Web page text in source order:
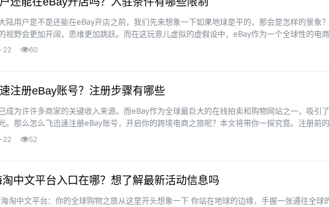
陆用户是不是还能在eBay开店之前，我们先来想象一下如果地球是平的，那会是怎样的景象
视野会更加开阔，思维更加跳跃。而在这玩意儿虚拟的虚假设中，eBay作为一个全球性的电
性说不定会变得更加关键呃。眼下回到···
22 60
注册eBay账号？注册步骤有哪些
成为许许多商家的关键收入来源。而eBay作为全球最巨大的在线拍卖和购物网站之一，吸引
。那么怎么飞迅速注册eBay账号，开启你的跨境电商之旅呢？本文将带你一探究竟。注册前
账号之前，你需要做一些准备···
22 52
中文平台入口在哪？想了解最新活动信息吗
淘中文平台：你的全球购物之旅从这里开头想象一下 你站在地球的边缘，手握一张通往全球